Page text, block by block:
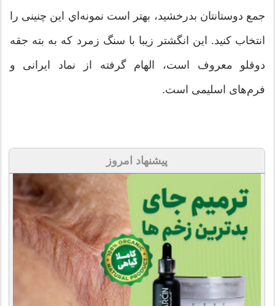
جمع دوستانتان بدرخشيد، بهتر است نمونه‌اي اين چنينی را
انتخاب كنيد. اين انگشتر زيبا با سنگ زمرد که به بته جقه
دوقلو معروف است، الهام گرفته از نماد ایرانی و
فرم‌های اسلیمی است.
پیشنهاد امروز